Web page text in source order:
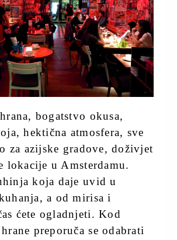
bogatstvo okusa,
hektična atmosfera, sve
za azijske gradove, doživjet
lokacije u Amsterdamu.
koja daje uvid u
a od mirisa i
ćete ogladnjeti. Kod
preporuča se odabrati